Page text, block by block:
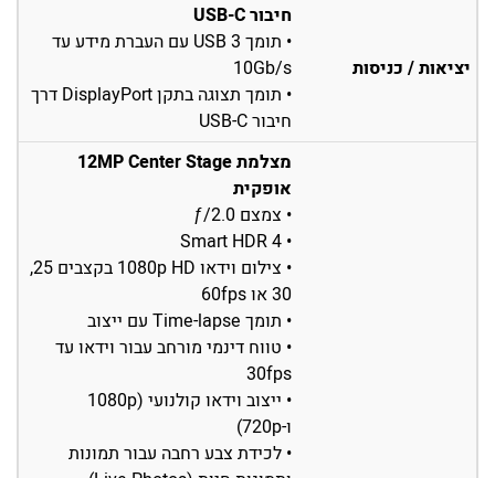
יציאות / כניסות
חיבור USB-C
• תומך USB 3 עם העברת מידע עד
10Gb/s
• תומך תצוגה בתקן DisplayPort דרך
חיבור USB-C
מצלמת 12MP Center Stage
אופקית
• צמצם ƒ/2.0
• Smart HDR 4
• צילום וידאו 1080p HD בקצבים 25‏,
30 או 60fps
• תומך Time-lapse עם ייצוב
• טווח דינמי מורחב עבור וידאו עד
30fps
• ייצוב וידאו קולנועי (1080p
ו-720p)
• לכידת צבע רחבה עבור תמונות